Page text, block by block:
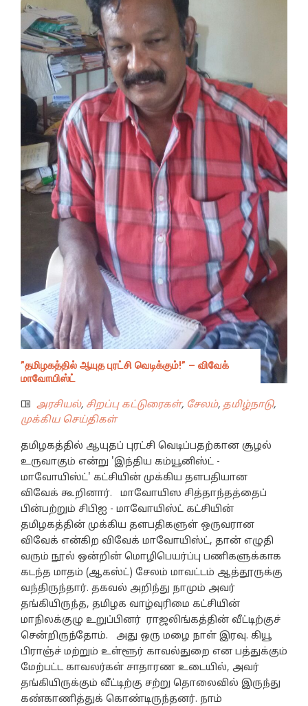
”தமிழகத்தில் ஆயுத புரட்சி வெடிக்கும்!” – விவேக்
மாவோயிஸ்ட்
அரசியல், சிறப்பு கட்டுரைகள், சேலம், தமிழ்நாடு,
முக்கிய செய்திகள்
தமிழகத்தில் ஆயுதப் புரட்சி வெடிப்பதற்கான சூழல்
உருவாகும் என்று 'இந்திய கம்யூனிஸ்ட் -
மாவோயிஸ்ட்' கட்சியின் முக்கிய தளபதியான
விவேக் கூறினார். மாவோயிஸ சித்தாந்தத்தைப்
பின்பற்றும் சிபிஐ - மாவோயிஸ்ட் கட்சியின்
தமிழகத்தின் முக்கிய தளபதிகளுள் ஒருவரான
விவேக் என்கிற விவேக் மாவோயிஸ்ட், தான் எழுதி
வரும் நூல் ஒன்றின் மொழிபெயர்ப்பு பணிகளுக்காக
கடந்த மாதம் (ஆகஸ்ட்) சேலம் மாவட்டம் ஆத்தூருக்கு
வந்திருந்தார். தகவல் அறிந்து நாமும் அவர்
தங்கியிருந்த, தமிழக வாழ்வுரிமை கட்சியின்
மாநிலக்குழு உறுப்பினர் ராஜலிங்கத்தின் வீட்டிற்குச்
சென்றிருந்தோம். அது ஒரு மழை நாள் இரவு. கியூ
பிராஞ்ச் மற்றும் உள்ளூர் காவல்துறை என பத்துக்கும்
மேற்பட்ட காவலர்கள் சாதாரண உடையில், அவர்
தங்கியிருக்கும் வீட்டிற்கு சற்று தொலைவில் இருந்து
கண்காணித்துக் கொண்டிருந்தனர். நாம்